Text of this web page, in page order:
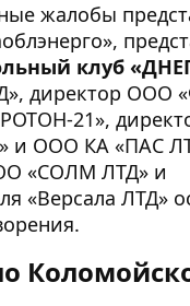
жалобы
клуб
директор ООО
21»,
и ООО КА «ПАС
«СОЛМ ЛТД» и
«Версала ЛТД»